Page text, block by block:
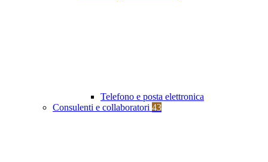
Telefono e posta elettronica
Consulenti e collaboratori 43